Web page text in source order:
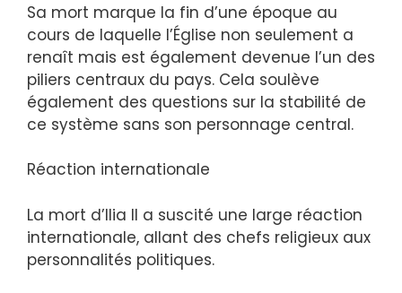
Sa mort marque la fin d’une époque au
cours de laquelle l’Église non seulement a
renaît mais est également devenue l’un des
piliers centraux du pays. Cela soulève
également des questions sur la stabilité de
ce système sans son personnage central.
Réaction internationale
La mort d’Ilia II a suscité une large réaction
internationale, allant des chefs religieux aux
personnalités politiques.